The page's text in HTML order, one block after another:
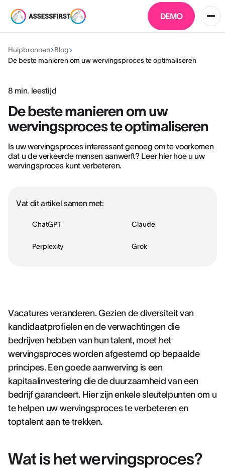
DEMO
Hulpbronnen
Blog
De beste manieren om uw wervingsproces te optimaliseren
8 min. leestijd
De beste manieren om uw
wervingsproces te optimaliseren
Is uw wervingsproces interessant genoeg om te voorkomen
dat u de verkeerde mensen aanwerft? Leer hier hoe u uw
wervingsproces kunt verbeteren.
Vat dit artikel samen met:
ChatGPT Claude
Perplexity Grok
Vacatures veranderen. Gezien de diversiteit van
kandidaatprofielen en de verwachtingen die
bedrijven hebben van hun talent, moet het
wervingsproces worden afgestemd op bepaalde
principes. Een goede aanwerving is een
kapitaalinvestering die de duurzaamheid van een
bedrijf garandeert. Hier zijn enkele sleutelpunten om u
te helpen uw wervingsproces te verbeteren en
toptalent aan te trekken.
Wat is het wervingsproces?